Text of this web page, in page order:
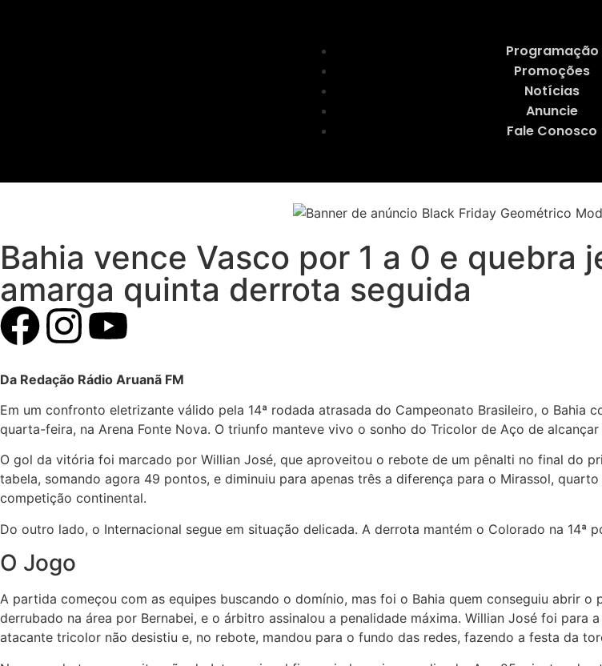
Programação
Promoções
Notícias
Anuncie
Fale Conosco
Bahia vence Vasco por 1 a 0 e quebra
amarga quinta derrota seguida
Da Redação Rádio Aruanã FM
Em um confronto eletrizante válido pela 14ª rodada atrasada do Campeonato Brasileiro, o
quarta-feira, na Arena Fonte Nova. O triunfo manteve vivo o sonho do Tricolor de Aço de
O gol da vitória foi marcado por Willian José, que aproveitou o rebote de um pênalti no final do
tabela, somando agora 49 pontos, e diminuiu para apenas três a diferença para o Mirassol,
competição continental.
Do outro lado, o Internacional segue em situação delicada. A derrota mantém o Colorado na
O Jogo
A partida começou com as equipes buscando o domínio, mas foi o Bahia quem conseguiu abrir
derrubado na área por Bernabei, e o árbitro assinalou a penalidade máxima. Willian José foi
atacante tricolor não desistiu e, no rebote, mandou para o fundo das redes, fazendo a festa da